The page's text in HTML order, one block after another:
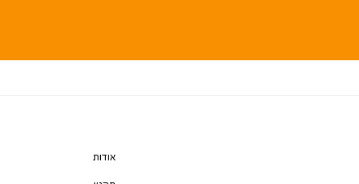
אודות